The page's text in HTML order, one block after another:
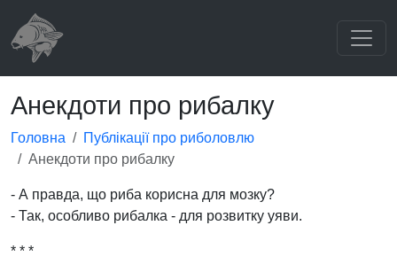
Анекдоти про рибалку
Головна
Публікації про риболовлю
Анекдоти про рибалку
- А правда, що риба корисна для мозку?
- Так, особливо рибалка - для розвитку уяви.
* * *